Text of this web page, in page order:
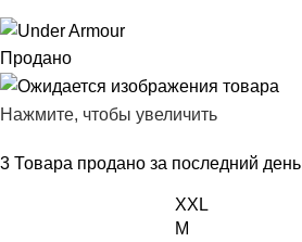
Продано
Нажмите, чтобы увеличить
3 Товара продано за последний день
XXL
M